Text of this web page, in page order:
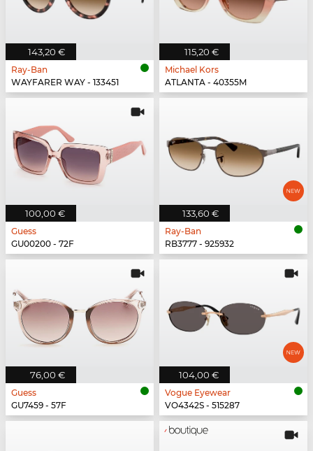
143,20 €
Ray-Ban
WAYFARER WAY - 133451
115,20 €
Michael Kors
ATLANTA - 40355M
100,00 €
Guess
GU00200 - 72F
133,60 €
Ray-Ban
RB3777 - 925932
76,00 €
Guess
GU7459 - 57F
104,00 €
Vogue Eyewear
VO4342S - 515287